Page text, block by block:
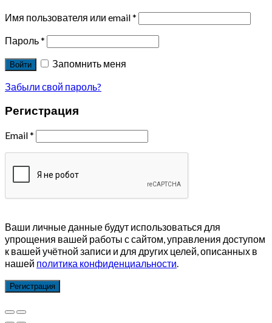
Имя пользователя или email*
Пароль*
Войти
Запомнить меня
Забыли свой пароль?
Регистрация
Email*
Ваши личные данные будут использоваться для
упрощения вашей работы с сайтом, управления доступом
к вашей учётной записи и для других целей, описанных в
нашей политика конфиденциальности.
Регистрация